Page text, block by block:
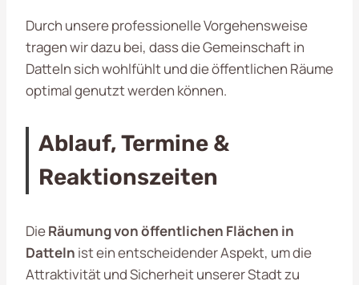
Durch unsere professionelle Vorgehensweise
tragen wir dazu bei, dass die Gemeinschaft in
Datteln sich wohlfühlt und die öffentlichen Räume
optimal genutzt werden können.
Ablauf, Termine &
Reaktionszeiten
DieRäumung von öffentlichen Flächen in
Datteln ist ein entscheidender Aspekt, um die
Attraktivität und Sicherheit unserer Stadt zu